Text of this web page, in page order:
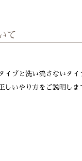
て
イプと洗い流さないタ
しいやり方をご説明しま